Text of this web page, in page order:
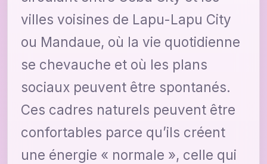
villes voisines de Lapu-Lapu City
ou Mandaue, où la vie quotidienne
se chevauche et où les plans
sociaux peuvent être spontanés.
Ces cadres naturels peuvent être
confortables parce qu’ils créent
une énergie « normale », celle qui